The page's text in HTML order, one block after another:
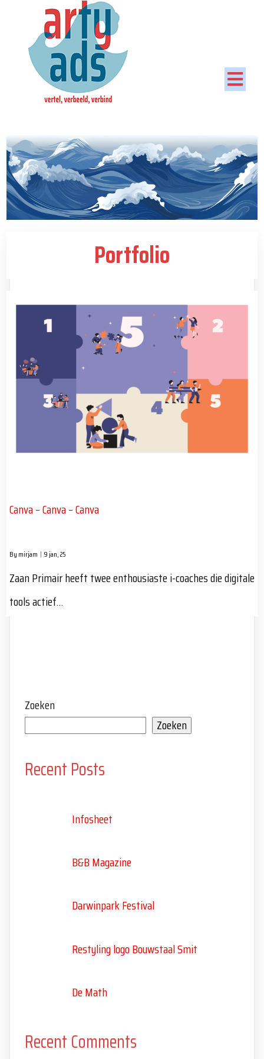
Portfolio
Canva – Canva – Canva
By mirjam | 9 jan, 25
Zaan Primair heeft twee enthousiaste i-coaches die digitale
tools actief…
Zoeken
Zoeken
Recent Posts
Infosheet
B&B Magazine
Darwinpark Festival
Restyling logo Bouwstaal Smit
De Math
Recent Comments